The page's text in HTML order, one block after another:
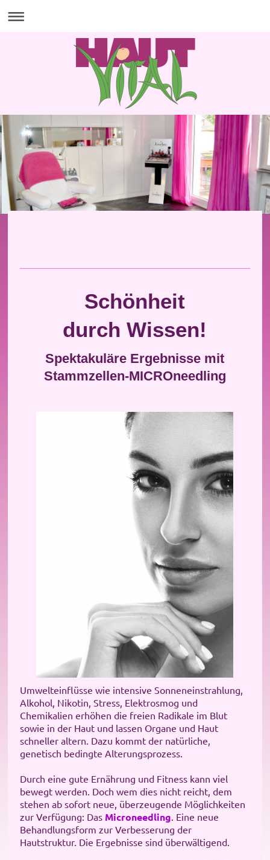
Schönheit
durch Wissen!
Spektakuläre Ergebnisse mit
Stammzellen-MICROneedling
Umwelteinflüsse wie intensive Sonneneinstrahlung,
Alkohol, Nikotin, Stress, Elektrosmog und
Chemikalien erhöhen die freien Radikale im Blut
sowie in der Haut und lassen Organe und Haut
schneller altern. Dazu kommt der natürliche,
genetisch bedingte Alterungsprozess.
Durch eine gute Ernährung und Fitness kann viel
bewegt werden. Doch wem dies nicht reicht, dem
stehen ab sofort neue, überzeugende Möglichkeiten
zur Verfügung: Das Microneedling . Eine neue
Behandlungsform zur Verbesserung der
Hautstruktur. Die Ergebnisse sind überwältigend.